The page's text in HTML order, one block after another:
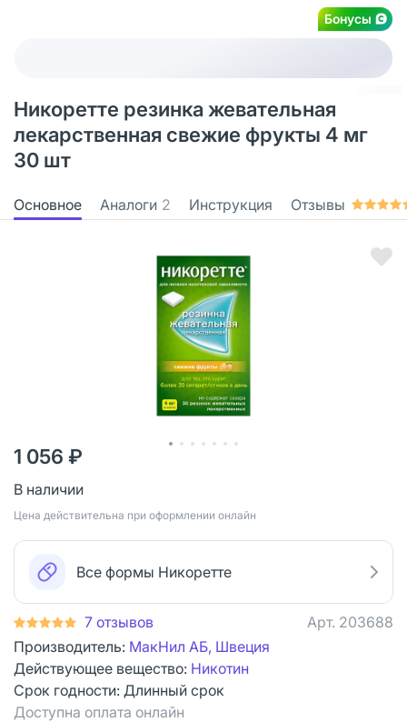
Бонусы
Никоретте резинка жевательная
лекарственная свежие фрукты 4 мг
30 шт
Основное Аналоги 2 Инструкция Отзывы
1 056 ₽
В наличии
Цена действительна при оформлении онлайн
Все формы Никоретте
7 отзывов Арт. 203688
Производитель: МакНил АБ, Швеция
Действующее вещество: Никотин
Срок годности: Длинный срок
Доступна оплата онлайн